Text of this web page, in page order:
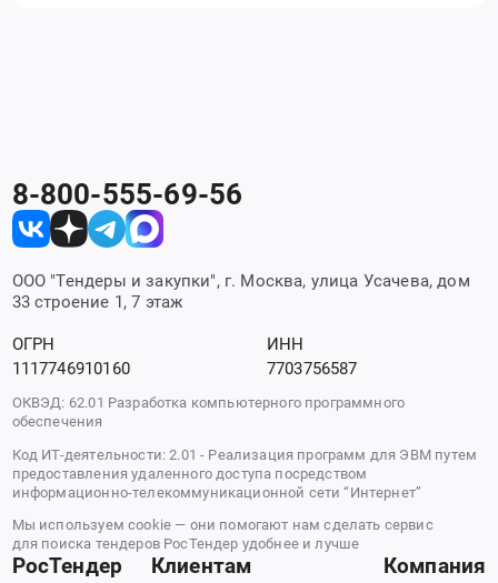
8-800-555-69-56
ООО "Тендеры и закупки", г. Москва, улица Усачева, дом
33 строение 1, 7 этаж
ОГРН
1117746910160
ИНН
7703756587
ОКВЭД: 62.01 Разработка компьютерного программного
обеспечения
Код ИТ-деятельности: 2.01 - Реализация программ для ЭВМ путем
предоставления удаленного доступа посредством
информационно-телекоммуникационной сети “Интернет”
Мы используем cookie — они помогают нам сделать сервис
для поиска тендеров РосТендер удобнее и лучше
РосТендер Клиентам Компания